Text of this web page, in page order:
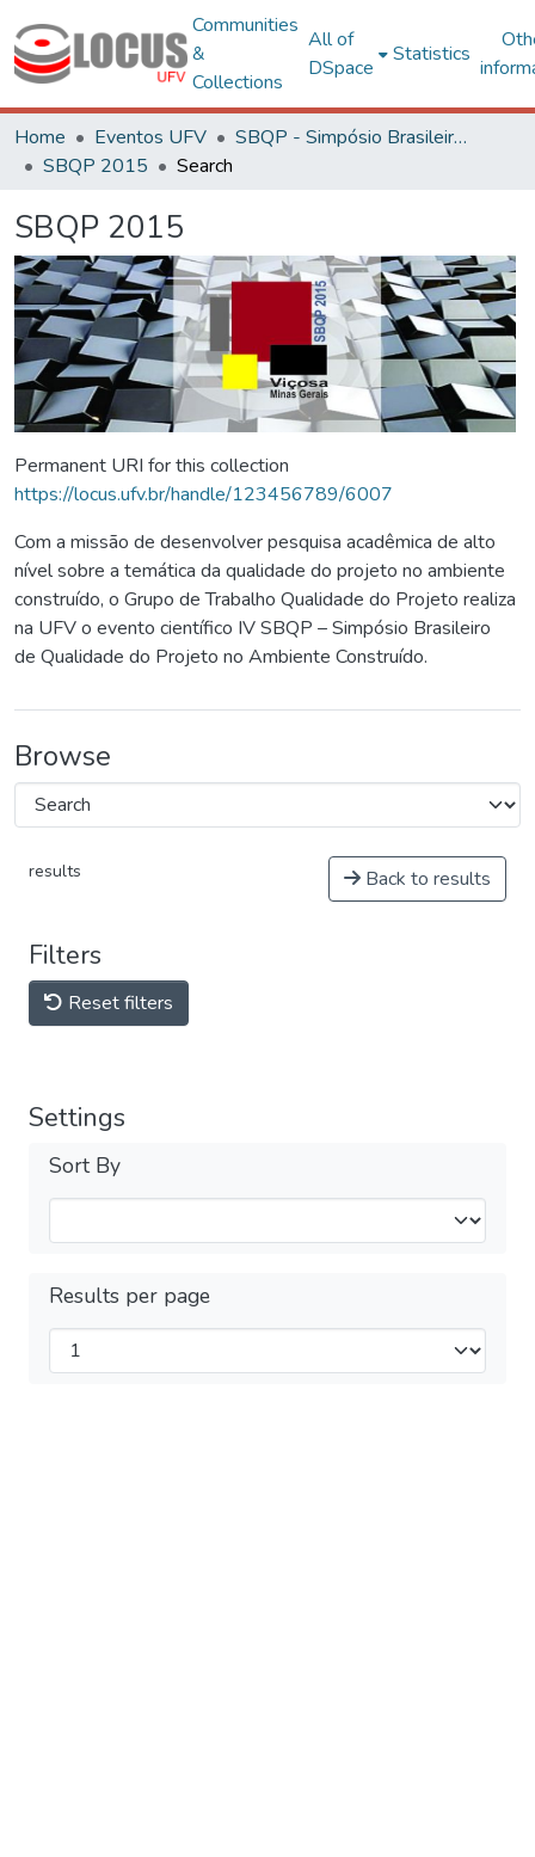
Communities
&
Collections
All of
DSpace
Statistics
Home Eventos UFV
SBQP - Simpósio Brasileiro de Qualidade do Projeto no Ambiente Construído
SBQP 2015
Search
SBQP 2015
Permanent URI for this collection
https://locus.ufv.br/handle/123456789/6007
Com a missão de desenvolver pesquisa acadêmica de alto
nível sobre a temática da qualidade do projeto no ambiente
construído, o Grupo de Trabalho Qualidade do Projeto realiza
na UFV o evento científico IV SBQP – Simpósio Brasileiro
de Qualidade do Projeto no Ambiente Construído.
Browse
results Back to results
Filters
Reset filters
Settings
Sort By
Results per page